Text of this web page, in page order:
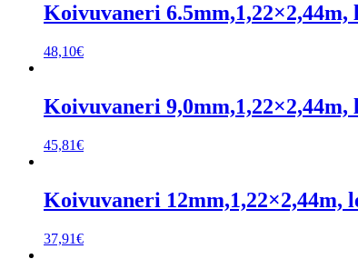
Koivuvaneri
48,10€
Koivuvaneri 9,0mm,1,22×2,44m,
45,81€
Koivuvaneri 12mm,1,22×2,44m,
37,91€